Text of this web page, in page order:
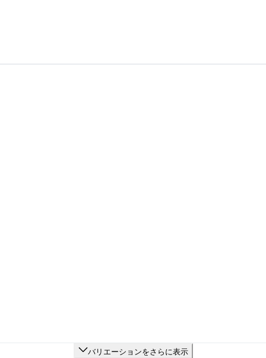
バリエーションをさらに表示